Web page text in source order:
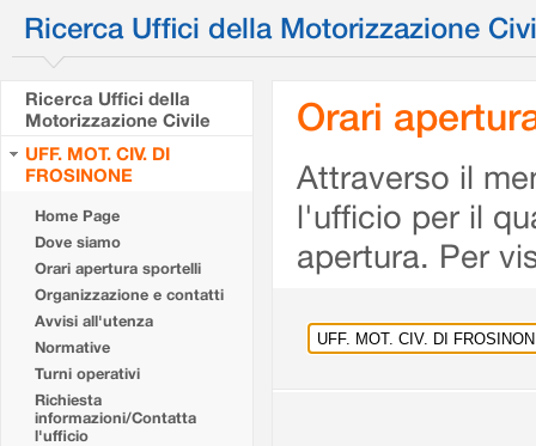
Ricerca Uffici della Motorizzazione
Ricerca Uffici della
Motorizzazione Civile
UFF. MOT. CIV. DI
FROSINONE
Home Page
Dove siamo
Orari apertura sportelli
Organizzazione e contatti
Avvisi all'utenza
Normative
Turni operativi
Richiesta
informazioni/Contatta
l'ufficio
Orari
Attraverso il
l'ufficio per il
apertura. Per